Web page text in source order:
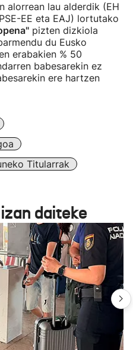
alorrean lau alderdik (EH
EE eta EAJ) lortutako
pizten dizkiola
du Eusko
erabakien % 50
babesarekin ez
ere hartzen
Titularrak
daiteke